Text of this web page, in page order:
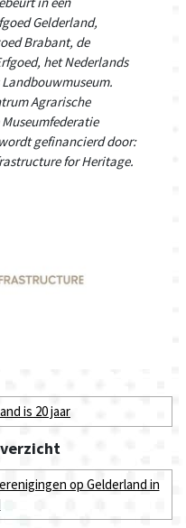
Gelderland,
Brabant, de
het Nederlands
Agrarische
gefinancierd door:
for Heritage.
is 20 jaar
op Gelderland in